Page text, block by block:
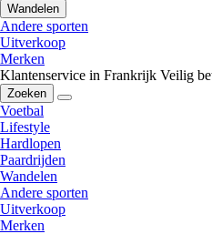
Wandelen
Andere sporten
Uitverkoop
Merken
Klantenservice in Frankrijk Veilig
Zoeken
Voetbal
Lifestyle
Hardlopen
Paardrijden
Wandelen
Andere sporten
Uitverkoop
Merken